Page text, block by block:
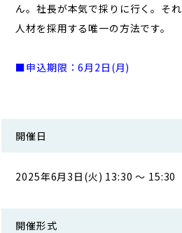
ん。社長が本気で採りに行く。そ
人材を採用する唯一の方法です。
■申込期限：6月2日(月)
開催日
2025年6月3日(火) 13:30 ～ 15:30
開催形式